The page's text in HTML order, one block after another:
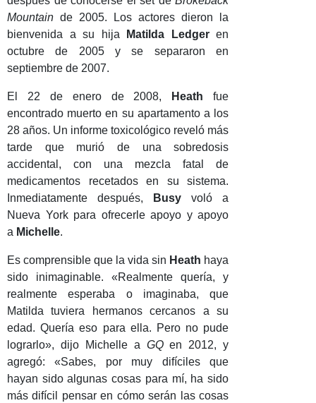
Mountain de 2005. Los actores dieron la
bienvenida a su hija
Matilda Ledgeren
octubre de 2005 y se separaron en
septiembre de 2007.
El 22 de enero de 2008, Heath fue
encontrado muerto en su apartamento a los
28 años. Un informe toxicológico reveló más
tarde que murió de una sobredosis
accidental, con una mezcla fatal de
medicamentos recetados en su sistema.
Inmediatamente después,
Busy voló a
Nueva York para ofrecerle apoyo y apoyo
a Michelle.
Es comprensible que la vida sin Heath haya
sido inimaginable. «Realmente quería, y
realmente esperaba o imaginaba, que
Matilda tuviera hermanos cercanos a su
edad. Quería eso para ella. Pero no pude
lograrlo», dijo Michelle a GQen 2012, y
agregó: «Sabes, por muy difíciles que
hayan sido algunas cosas para mí, ha sido
más difícil pensar en cómo serán las cosas